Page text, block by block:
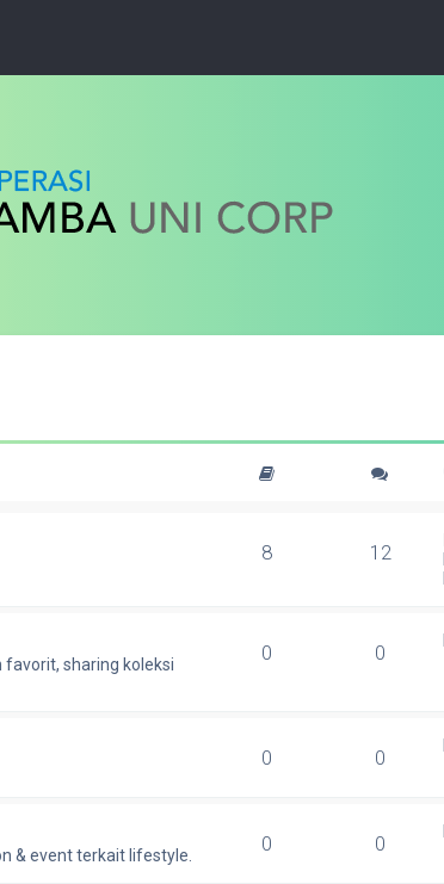
8 12
favorit, sharing koleksi
0 0
0 0
& event terkait lifestyle. 0 0